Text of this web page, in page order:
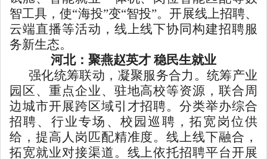
智工具，使“海投”变“智投”。开展线上招聘、
云端直播等活动，线上线下协同构建招聘服
务新生态。
河北：聚燕赵英才 稳民生就业
强化统筹联动，凝聚服务合力。统筹产业
园区、重点企业、驻地高校等资源，联合周
边城市开展跨区域引才招聘。分类举办综合
招聘、行业专场、校园巡聘，拓宽岗位供
给，提高人岗匹配精准度。线上线下融合，
拓宽就业对接渠道。线上依托招聘平台开展